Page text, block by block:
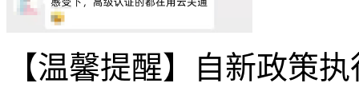
【温馨提醒】自新政策